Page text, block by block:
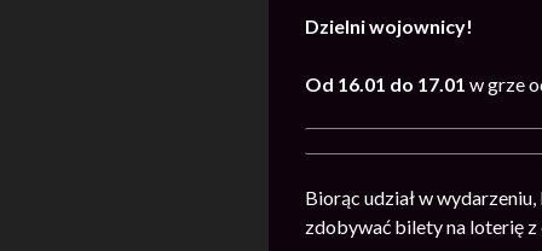
Dzielni wojownicy!
Od 16.01 do 17.01 w grze
Biorąc udział w
zdobywać bilety na loterię